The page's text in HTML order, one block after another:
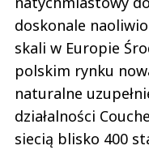
doskonale
skali w Europie
polskim rynku
naturalne
działalności
siecią blisko 400